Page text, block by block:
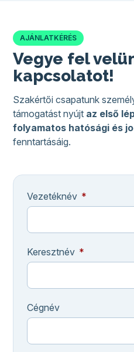
Vegye fel
kapcsolatot!
AJÁNLATKÉRÉS
Szakértői csapatunk
támogatást nyújt az első
folyamatos hatósági és
fenntartásáig.
Vezetéknév
Keresztnév
Cégnév